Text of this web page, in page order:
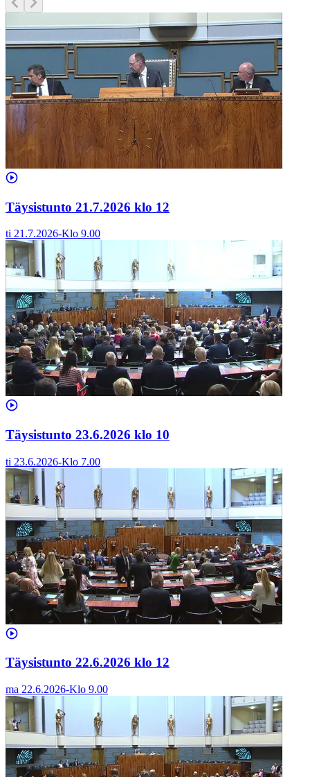
Täysistunto 21.7.2026 klo 12
ti 21.7.2026-Klo 9.00
Täysistunto 23.6.2026 klo 10
ti 23.6.2026-Klo 7.00
Täysistunto 22.6.2026 klo 12
ma 22.6.2026-Klo 9.00